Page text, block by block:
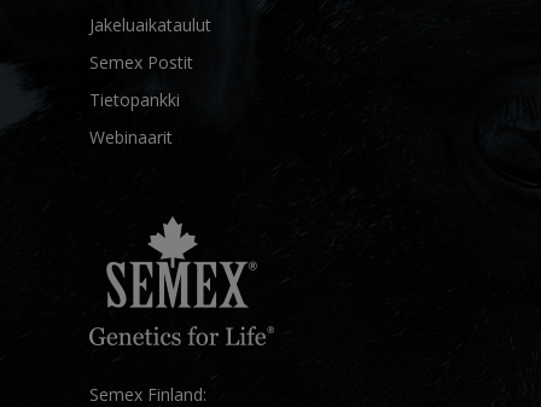
Jakeluaikataulut
Semex Postit
Tietopankki
Webinaarit
Semex Finland: